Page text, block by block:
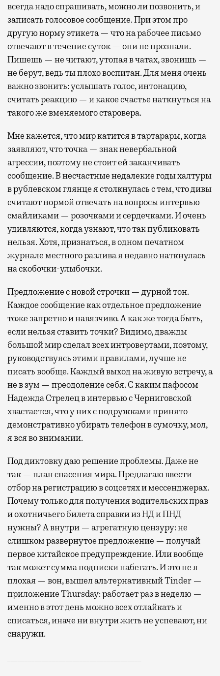
всегда надо спрашивать, можно ли позвонить, и
записать голосовое сообщение. При этом про
другую норму этикета — что на рабочее письмо
отвечают в течение суток — они не прознали.
Пишешь — не читают, утопая в чатах, звонишь —
не берут, ведь ты плохо воспитан. Для меня очень
важно звонить: услышать голос, интонацию,
считать реакцию — и какое счастье наткнуться на
такого же вменяемого старовера.
Мне кажется, что мир катится в тартарары, когда
заявляют, что точка — знак невербальной
агрессии, поэтому не стоит ей заканчивать
сообщение. В несчастные недалекие годы халтуры
в рублевском глянце я столкнулась с тем, что дивы
считают нормой отвечать на вопросы интервью
смайликами — розочками и сердечками. И очень
удивляются, когда узнают, что так публиковать
нельзя. Хотя, признаться, в одном печатном
журнале местного разлива я недавно наткнулась
на скобочки-улыбочки.
Предложение с новой строчки — дурной тон.
Каждое сообщение как отдельное предложение
тоже запретно и навязчиво. А как же тогда быть,
если нельзя ставить точки? Видимо, дважды
большой мир сделал всех интровертами, поэтому,
руководствуясь этими правилами, лучше не
писать вообще. Каждый выход на живую встречу, а
не в зум — преодоление себя. С каким пафосом
Надежда Стрелец в интервью с Черниговской
хвастается, что у них с подружками принято
демонстративно убирать телефон в сумочку, мол,
я вся во внимании.
Под диктовку даю решение проблемы. Даже не
так — план спасения мира. Предлагаю ввести
отбор на регистрацию в соцсетях и мессенджерах.
Почему только для получения водительских прав
и охотничьего билета справки из НД и ПНД
нужны? А внутри — агрегатную цензуру: не
слишком развернутое предложение — получай
первое китайское предупреждение. Или вообще
так может сумма подписки набегать. И это не я
плохая — вон, вышел альтернативный Tinder —
приложение Thursday: работает раз в неделю —
именно в этот день можно всех отлайкать и
списаться, иначе ни внутри жить не успевают, ни
снаружи.